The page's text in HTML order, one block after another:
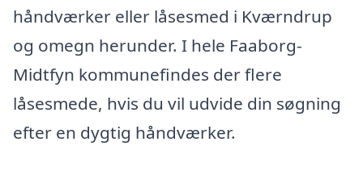
håndværker eller låsesmed i Kværndrup
og omegn herunder. I hele Faaborg-
Midtfyn kommunefindes der flere
låsesmede, hvis du vil udvide din søgning
efter en dygtig håndværker.